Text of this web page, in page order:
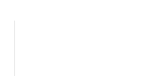
한 추진…美 "통행 막을 권한 없어"
승… "2분기 기업 순이익 21% 증가" 전망